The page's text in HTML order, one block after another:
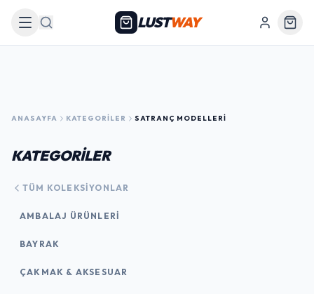
Arama LUSTWAY
ANASAYFA KATEGORILER SATRANÇ MODELLERI
KATEGORİLER
TÜM KOLEKSIYONLAR
AMBALAJ ÜRÜNLERI
BAYRAK
ÇAKMAK & AKSESUAR